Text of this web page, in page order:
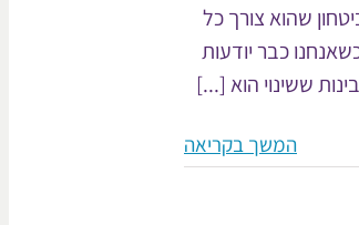
שהוא צורך כל
כבר יודעות
ששינוי הוא [...]
המשך בקריאה